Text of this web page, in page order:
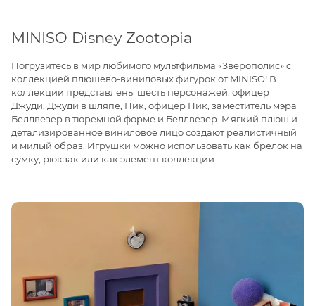
MINISO Disney Zootopia
Погрузитесь в мир любимого мультфильма «Зверополис» с
коллекцией плюшево-виниловых фигурок от MINISO! В
коллекции представлены шесть персонажей: офицер
Джуди, Джуди в шляпе, Ник, офицер Ник, заместитель мэра
Беллвезер в тюремной форме и Беллвезер. Мягкий плюш и
детализированное виниловое лицо создают реалистичный
и милый образ. Игрушки можно использовать как брелок на
сумку, рюкзак или как элемент коллекции.